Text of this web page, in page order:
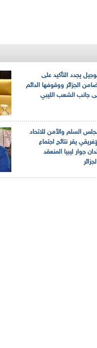
يجدد التأكيد على
الجزائر ووقوفها الدائم
جانب الشعب الليبي
السلم والأمن للاتحاد
يقر نتائج اجتماع
جوار ليبيا المنعقد